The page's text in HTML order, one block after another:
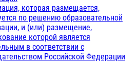
которая размещается,
по решению образовательной
и (или) размещение,
которой является
в соответствии с
Российской Федерации